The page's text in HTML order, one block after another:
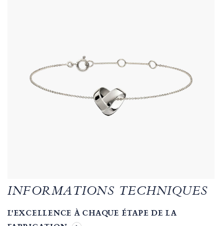
INFORMATIONS TECHNIQUES
L'EXCELLENCE À CHAQUE ÉTAPE DE LA